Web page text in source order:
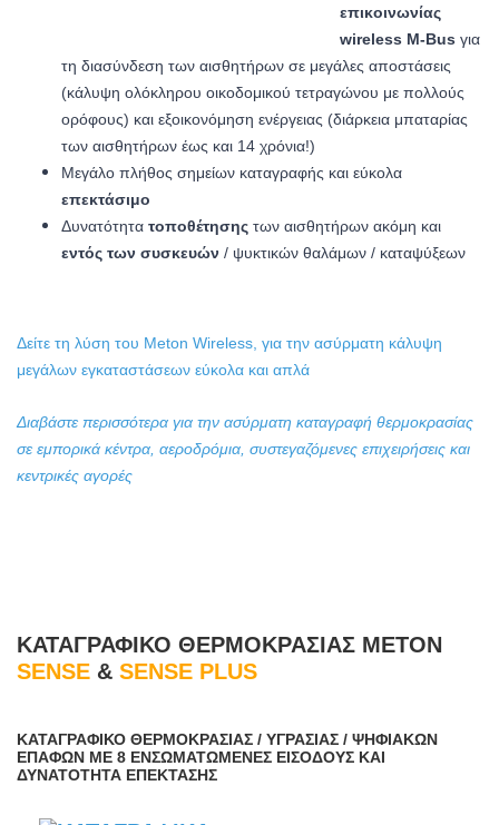
επικοινωνίας
wireless M-Bus για
τη διασύνδεση των αισθητήρων σε μεγάλες αποστάσεις
(κάλυψη ολόκληρου οικοδομικού τετραγώνου με πολλούς
ορόφους) και εξοικονόμηση ενέργειας (διάρκεια μπαταρίας
των αισθητήρων έως και 14 χρόνια!)
Μεγάλο πλήθος σημείων καταγραφής και εύκολα
επεκτάσιμο
Δυνατότητα τοποθέτησης των αισθητήρων ακόμη και
εντός των συσκευών / ψυκτικών θαλάμων / καταψύξεων
Δείτε τη λύση του Meton Wireless, για την ασύρματη κάλυψη
μεγάλων εγκαταστάσεων εύκολα και απλά
Διαβάστε περισσότερα για την ασύρματη καταγραφή θερμοκρασίας
σε εμπορικά κέντρα, αεροδρόμια, συστεγαζόμενες επιχειρήσεις και
κεντρικές αγορές
ΚΑΤΑΓΡΑΦΙΚΌ ΘΕΡΜΟΚΡΑΣΊΑΣ METON
SENSE & SENSE PLUS
ΚΑΤΑΓΡΑΦΙΚΌ ΘΕΡΜΟΚΡΑΣΊΑΣ / ΥΓΡΑΣΊΑΣ / ΨΗΦΙΑΚΏΝ
ΕΠΑΦΏΝ ΜΕ 8 ΕΝΣΩΜΑΤΩΜΈΝΕΣ ΕΙΣΌΔΟΥΣ ΚΑΙ
ΔΥΝΑΤΌΤΗΤΑ ΕΠΈΚΤΑΣΗΣ